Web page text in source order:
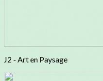
J2 - Art en Paysage